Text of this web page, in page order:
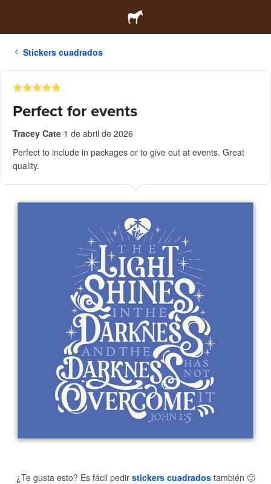
Stickers cuadrados
Perfect for events
Tracey Cate 1 de abril de 2026
Perfect to include in packages or to give out at events. Great
quality.
¿Te gusta esto? Es fácil pedir stickers cuadradostambién 🙂